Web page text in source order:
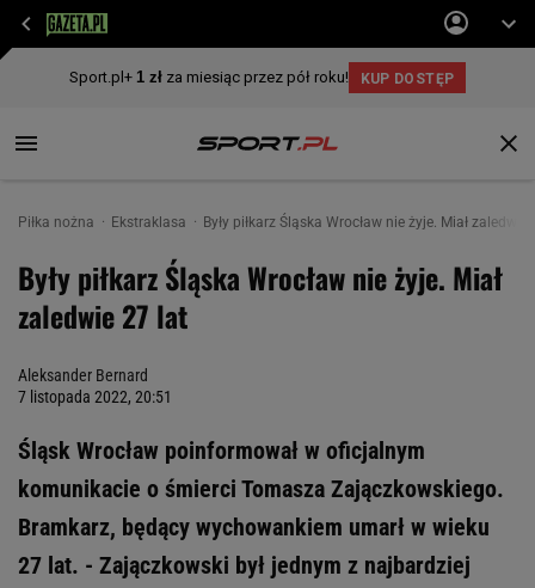
Piłka nożna Ekstraklasa Były piłkarz Śląska Wrocław nie żyje. Miał zaledwie
Były piłkarz Śląska Wrocław nie żyje. Miał
zaledwie 27 lat
Aleksander Bernard
7 listopada 2022, 20:51
Śląsk Wrocław poinformował w oficjalnym
komunikacie o śmierci Tomasza Zajączkowskiego.
Bramkarz, będący wychowankiem umarł w wieku
27 lat. - Zajączkowski był jednym z najbardziej